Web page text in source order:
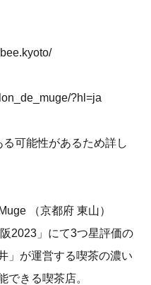
?hl=ja
可能性があるため詳し
（京都府 東山）
2023」にて3つ星評価の
」が運営する喫茶の濃い
できる喫茶店。